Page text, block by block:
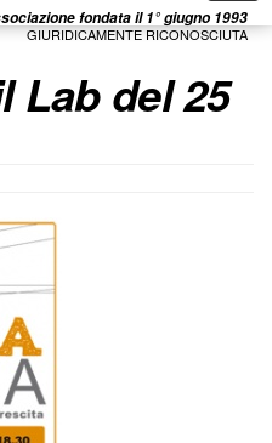
fondata il 1° giugno 1993
GIURIDICAMENTE RICONOSCIUTA
Lab del 25